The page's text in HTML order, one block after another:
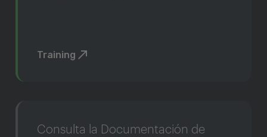
Training
Consulta la Documentación de